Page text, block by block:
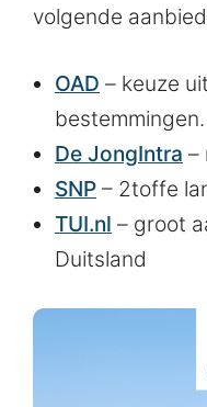
volgende
OAD – keuze
bestemmingen.
De JongIntra –
SNP – 2toffe
TUI.nl – groot
Duitsland